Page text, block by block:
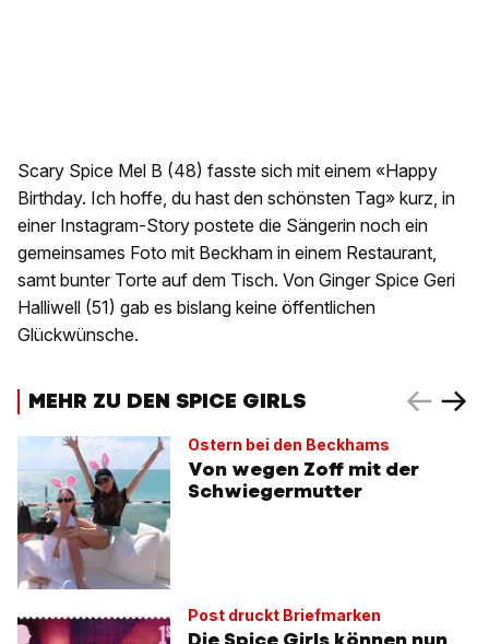
Scary Spice Mel B (48) fasste sich mit einem «Happy
Birthday. Ich hoffe, du hast den schönsten Tag» kurz, in
einer Instagram-Story postete die Sängerin noch ein
gemeinsames Foto mit Beckham in einem Restaurant,
samt bunter Torte auf dem Tisch. Von Ginger Spice Geri
Halliwell (51) gab es bislang keine öffentlichen
Glückwünsche.
MEHR ZU DEN SPICE GIRLS
Ostern bei den Beckhams
Von wegen Zoff mit der
Schwiegermutter
Post druckt Briefmarken